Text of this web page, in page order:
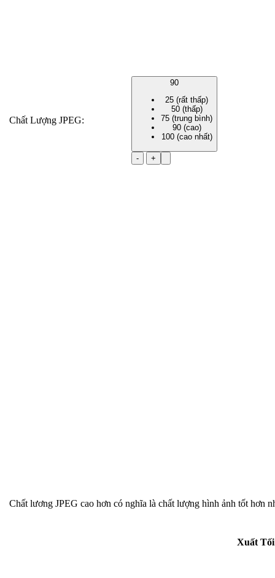
Chất Lượng JPEG:
90
25 (rất thấp)
50 (thấp)
75 (trung bình)
90 (cao)
100 (cao nhất)
- +
Chất lương JPEG cao hơn có nghĩa là chất lượng hình ảnh tốt hơn
Xuất